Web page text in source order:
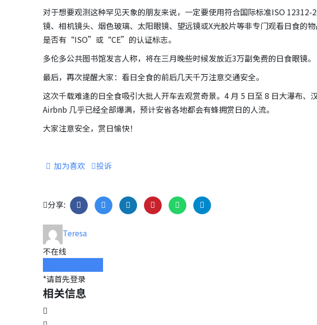
对于想要观测这种罕见天象的朋友来说，一定要使用符合国际标准ISO
镜、相机镜头、烟色玻璃、太阳眼镜、望远镜或X光胶片等非专门观看日食的
是否有“ISO”或“CE”的认证标志。
多伦多公共图书馆发言人称，将在三月晚些时候发放近3万副免费的日食眼镜。
最后，再次提醒大家：看日全食的前后几天千万注意交通安全。
这次千载难逢的日全食吸引大批人开车去观赏奇景。4 月 5 日至 8 日大瀑布、
Airbnb 几乎已经全部爆满，预计安省各地都会有蜂拥赏日的人流。
大家注意安全，赏日愉快！
加为喜欢 投诉
分享:
Teresa
不在线
*请首先登录
相关信息